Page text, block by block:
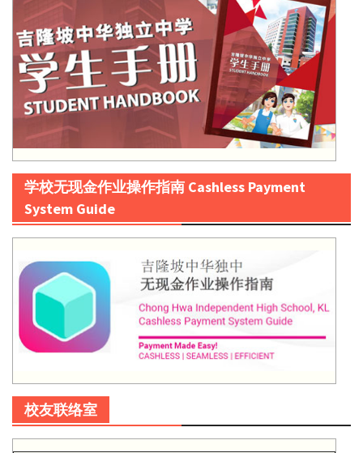
学校无现金作业操作指南 Cashless Payment
System Guide
校友联络室